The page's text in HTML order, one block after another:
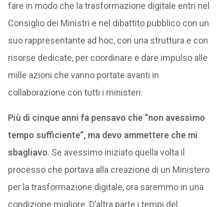
fare in modo che la trasformazione digitale entri nel
Consiglio dei Ministri e nel dibattito pubblico con un
suo rappresentante ad hoc, con una struttura e con
risorse dedicate, per coordinare e dare impulso alle
mille azioni che vanno portate avanti in
collaborazione con tutti i ministeri.
Più di cinque anni fa pensavo che “non avessimo
tempo sufficiente”, ma devo ammettere che mi
sbagliavo. Se avessimo iniziato quella volta il
processo che portava alla creazione di un Ministero
per la trasformazione digitale, ora saremmo in una
condizione migliore. D’altra parte i tempi del